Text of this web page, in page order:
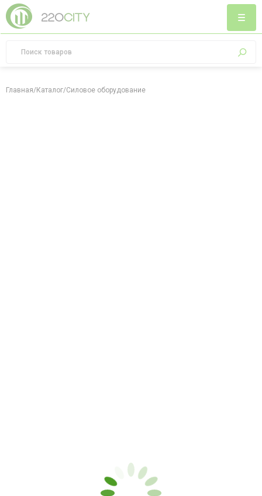
Главная/Каталог/Силовое оборудование